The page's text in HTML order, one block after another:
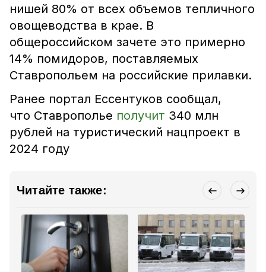
нишей 80% от всех объемов тепличного
овощеводства в крае. В
общероссийском зачете это примерно
14% помидоров, поставляемых
Ставропольем на российские прилавки.
Ранее портал Ессентуков сообщал,
что Ставрополье получит 340 млн
рублей на туристический нацпроект в
2024 году
Читайте также: